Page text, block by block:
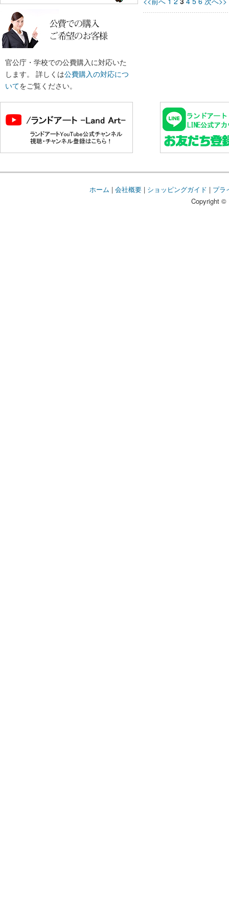
官公庁・学校での公費購入に対応いた
します。 詳しくは公費購入の対応につ
いてをご覧ください。
ホーム | 会社概要| ショッピングガイド | プラ
Copyright ©